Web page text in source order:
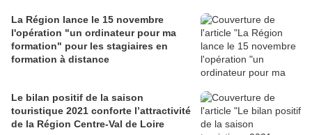
La Région lance le 15 novembre
l'opération "un ordinateur pour ma
formation" pour les stagiaires en
formation à distance
Le bilan positif de la saison
touristique 2021 conforte l’attractivité
de la Région Centre-Val de Loire